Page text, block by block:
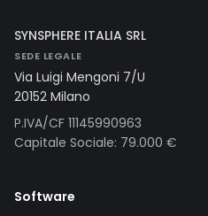
SYNSPHERE ITALIA SRL
SEDE LEGALE
Via Luigi Mengoni 7/U
20152 Milano
P.IVA/CF 11145990963
Capitale Sociale: 79.000 €
Software